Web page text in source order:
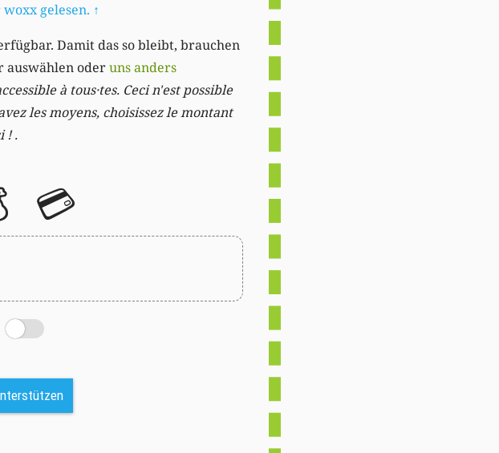
gelesen. ↑
Damit das so bleibt, brauchen
auswählen oderuns anders
à tous·tes. Ceci n'est possible
les moyens, choisissez le montant
! .
💳